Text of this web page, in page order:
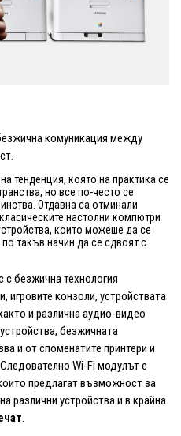
комуникация между
тенденция, която на практика се
но все по-често се
Отдавна са отминали
настолни компютри
които можеше да се
такъв начин да се сдвоят с
с безжична технология
игровите конзоли, устройствата
и различна аудио-видео
безжичната
и от споменатите принтери и
Wi-Fi модулът е
предлагат възможност за
различни устройства и в крайна
.